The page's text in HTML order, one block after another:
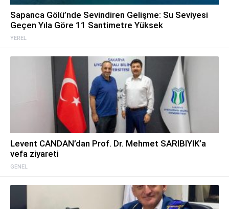
YEREL
Sapanca Gölü’nde Sevindiren Gelişme: Su Seviyesi
Geçen Yıla Göre 11 Santimetre Yüksek
GENEL
Levent CANDAN’dan Prof. Dr. Mehmet SARIBIYIK’a
vefa ziyareti